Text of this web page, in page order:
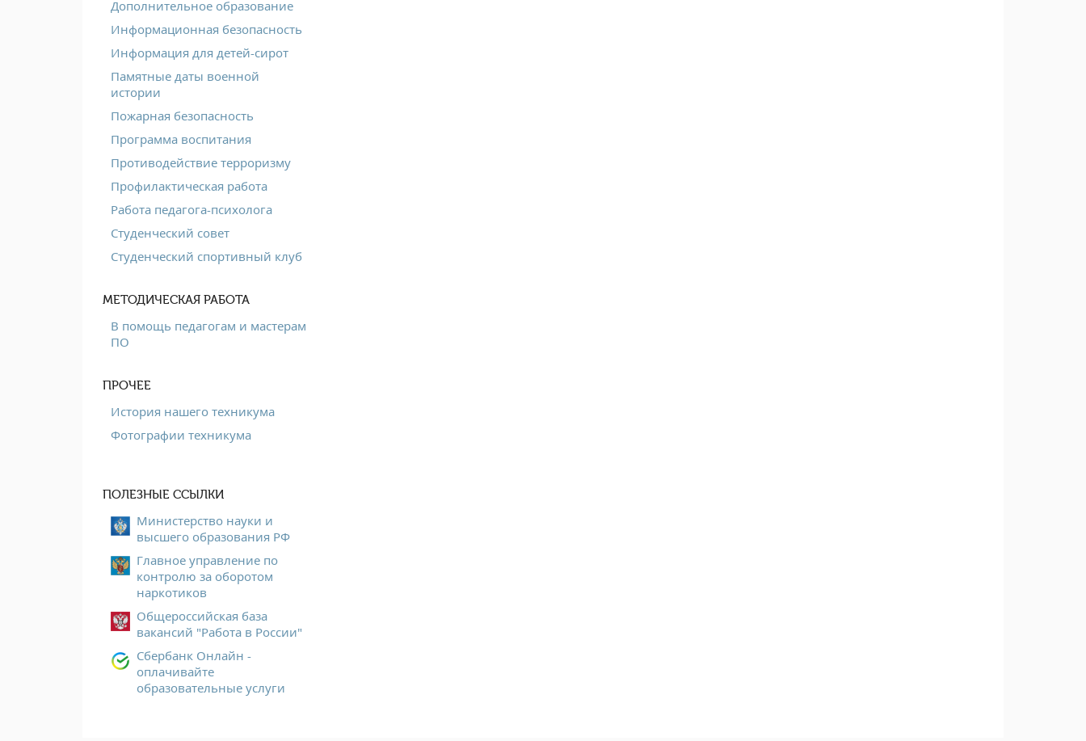
Дополнительное образование
Информационная безопасность
Информация для детей-сирот
Памятные даты военной
истории
Пожарная безопасность
Программа воспитания
Противодействие терроризму
Профилактическая работа
Работа педагога-психолога
Студенческий совет
Студенческий спортивный клуб
МЕТОДИЧЕСКАЯ РАБОТА
В помощь педагогам и мастерам
ПО
ПРОЧЕЕ
История нашего техникума
Фотографии техникума
ПОЛЕЗНЫЕ ССЫЛКИ
Министерство науки и
высшего образования РФ
Главное управление по
контролю за оборотом
наркотиков
Общероссийская база
вакансий "Работа в России"
Сбербанк Онлайн -
оплачивайте
образовательные услуги